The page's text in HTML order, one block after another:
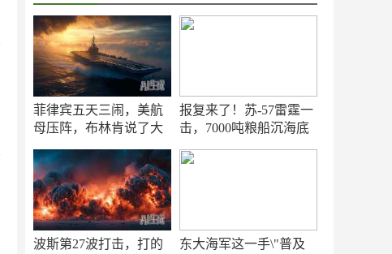
菲律宾五天三闹，美航
母压阵，布林肯说了大
报复来了！苏-57雷霆一
击，7000吨粮船沉海底
波斯第27波打击，打的
东大海军这一手\"普及